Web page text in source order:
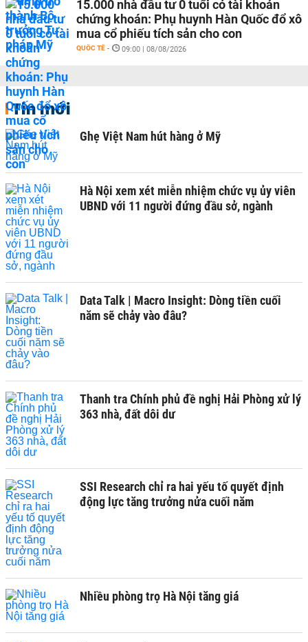
15.000 nhà đầu tư 0 tuổi có tài khoản
chứng khoán: Phụ huynh Hàn Quốc đổ xô
mua cổ phiếu tích sản cho con
QUỐC TẾ - 09:00 | 08/08/2026
Tin mới
Ghẹ Việt Nam hút hàng ở Mỹ
Hà Nội xem xét miễn nhiệm chức vụ ủy viên
UBND với 11 người đứng đầu sở, ngành
Data Talk | Macro Insight: Dòng tiền cuối
năm sẽ chảy vào đâu?
Thanh tra Chính phủ đề nghị Hải Phòng xử lý
363 nhà, đất dôi dư
SSI Research chỉ ra hai yếu tố quyết định
động lực tăng trưởng nửa cuối năm
Nhiều phòng trọ Hà Nội tăng giá